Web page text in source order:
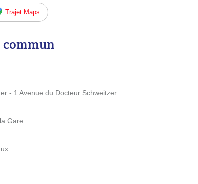
Trajet Maps
- 1 Avenue du Docteur Schweitzer
Gare